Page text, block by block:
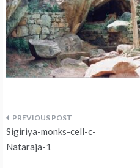
Navegação
de
Sigiriya-monks-cell-c-
Nataraja-1